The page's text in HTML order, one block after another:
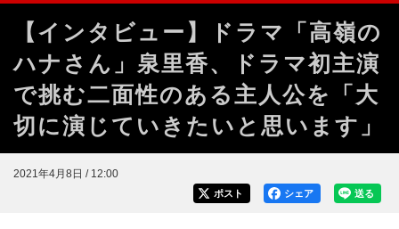
【インタビュー】ドラマ「高嶺の
ハナさん」泉里香、ドラマ初主演
で挑む二面性のある主人公を「大
切に演じていきたいと思います」
2021年4月8日 / 12:00
送る
シェア
ポスト